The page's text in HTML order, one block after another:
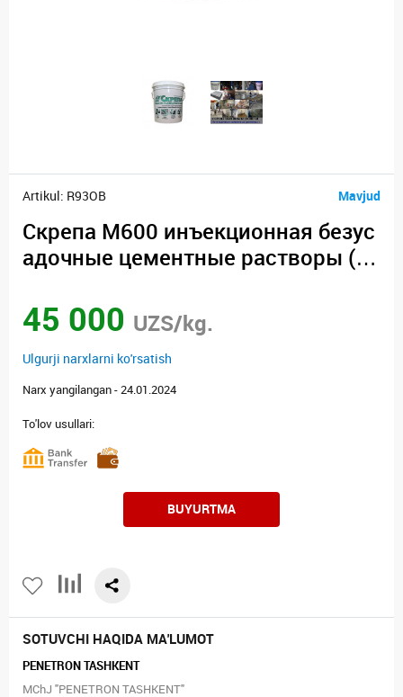
Artikul: R93OB Mavjud
Скрепа М600 инъекционная безус
адочные цементные растворы ( с
45 000 UZS/kg.
Ulgurji narxlarni ko'rsatish
Narx yangilangan - 24.01.2024
To'lov usullari:
BUYURTMA
SOTUVCHI HAQIDA MA'LUMOT
PENETRON TASHKENT
MChJ "PENETRON TASHKENT"